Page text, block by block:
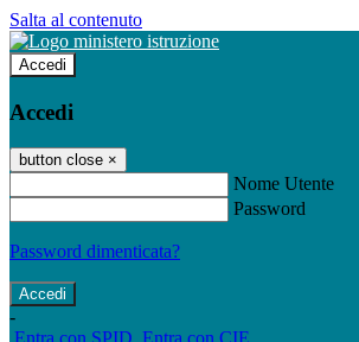
Salta al contenuto
Accedi
Accedi
button close ×
Nome Utente
Password
Password dimenticata?
-